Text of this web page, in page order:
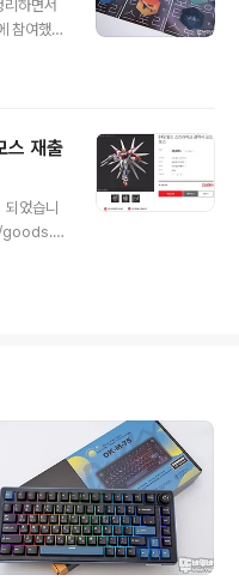
하면서
여했었
티커 3
박스하나!!
오~ 아날
는 재미
이라고
어리 속
드가
스 재출
었습니
goods.d
미지의
연출된
런 문구
자신들이
에서 판
통점에